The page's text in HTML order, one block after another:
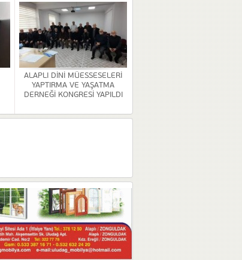
ALAPLI DİNİ MÜESSESELERİ
YAPTIRMA VE YAŞATMA
DERNEĞİ KONGRESİ YAPILDI